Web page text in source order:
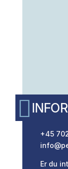
 Peggys
+45
Er du